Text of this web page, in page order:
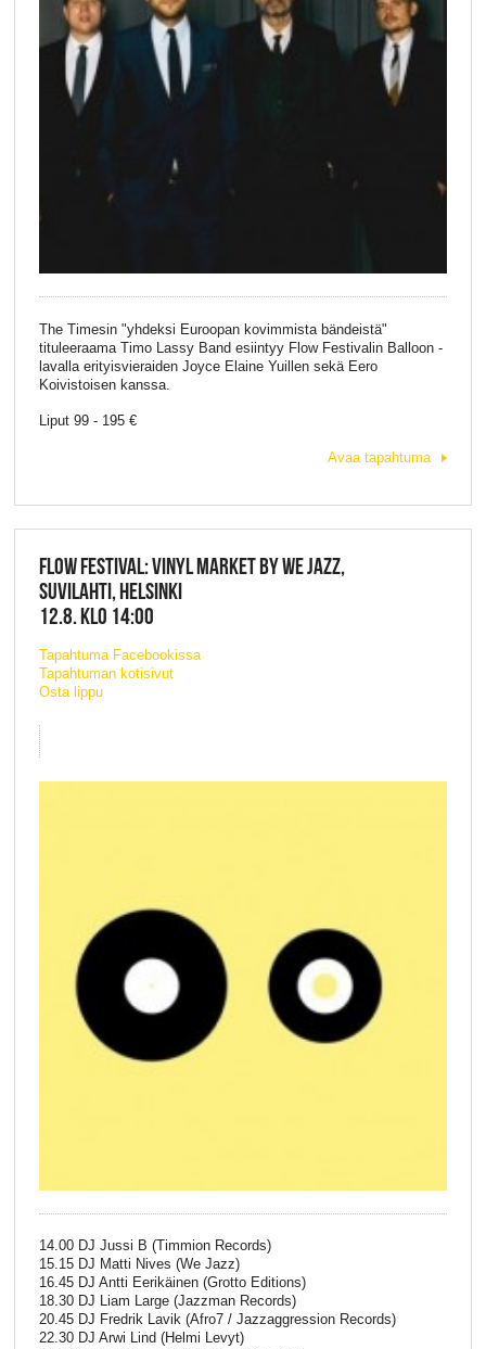
The Timesin "yhdeksi Euroopan kovimmista bändeistä"
tituleeraama Timo Lassy Band esiintyy Flow Festivalin Balloon -
lavalla erityisvieraiden Joyce Elaine Yuillen sekä Eero
Koivistoisen kanssa.
Liput 99 - 195 €
Avaa tapahtuma
FLOW FESTIVAL: VINYL MARKET BY WE JAZZ,
SUVILAHTI, HELSINKI
12.8. KLO 14:00
Tapahtuma Facebookissa
Tapahtuman kotisivut
Osta lippu
14.00 DJ Jussi B (Timmion Records)
15.15 DJ Matti Nives (We Jazz)
16.45 DJ Antti Eerikäinen (Grotto Editions)
18.30 DJ Liam Large (Jazzman Records)
20.45 DJ Fredrik Lavik (Afro7 / Jazzaggression Records)
22.30 DJ Arwi Lind (Helmi Levyt)